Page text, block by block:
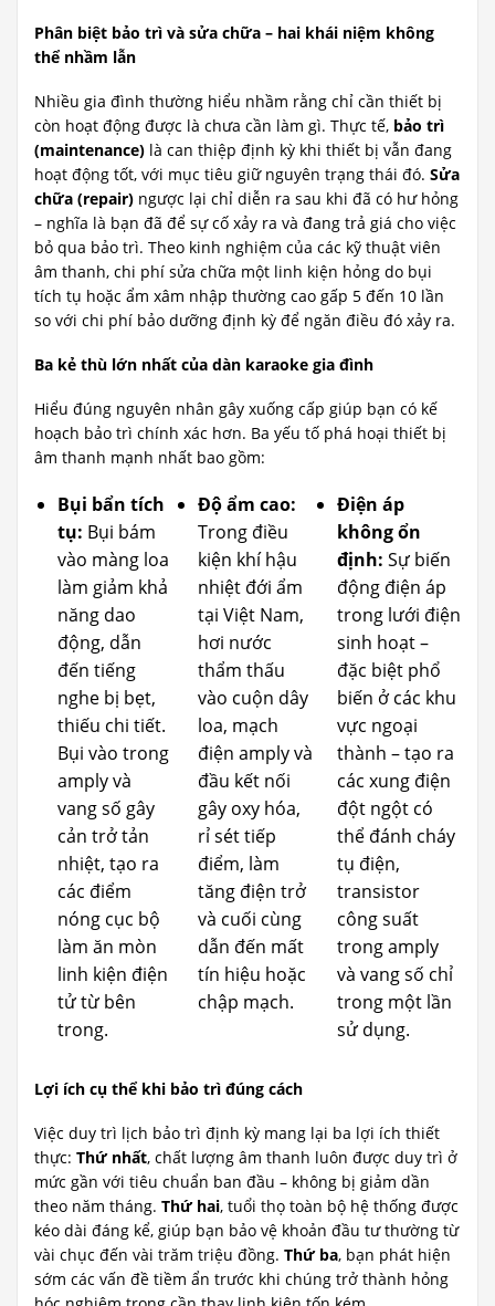
Phân biệt bảo trì và sửa chữa – hai khái niệm không
thể nhầm lẫn
Nhiều gia đình thường hiểu nhầm rằng chỉ cần thiết bị
còn hoạt động được là chưa cần làm gì. Thực tế, bảo trì
(maintenance) là can thiệp định kỳ khi thiết bị vẫn đang
hoạt động tốt, với mục tiêu giữ nguyên trạng thái đó. Sửa
chữa (repair) ngược lại chỉ diễn ra sau khi đã có hư hỏng
– nghĩa là bạn đã để sự cố xảy ra và đang trả giá cho việc
bỏ qua bảo trì. Theo kinh nghiệm của các kỹ thuật viên
âm thanh, chi phí sửa chữa một linh kiện hỏng do bụi
tích tụ hoặc ẩm xâm nhập thường cao gấp 5 đến 10 lần
so với chi phí bảo dưỡng định kỳ để ngăn điều đó xảy ra.
Ba kẻ thù lớn nhất của dàn karaoke gia đình
Hiểu đúng nguyên nhân gây xuống cấp giúp bạn có kế
hoạch bảo trì chính xác hơn. Ba yếu tố phá hoại thiết bị
âm thanh mạnh nhất bao gồm:
Bụi bẩn tích
tụ: Bụi bám
vào màng loa
làm giảm khả
năng dao
động, dẫn
đến tiếng
nghe bị bẹt,
thiếu chi tiết.
Bụi vào trong
amply và
vang số gây
cản trở tản
nhiệt, tạo ra
các điểm
nóng cục bộ
làm ăn mòn
linh kiện điện
tử từ bên
trong.
Độ ẩm cao:
Trong điều
kiện khí hậu
nhiệt đới ẩm
tại Việt Nam,
hơi nước
thẩm thấu
vào cuộn dây
loa, mạch
điện amply và
đầu kết nối
gây oxy hóa,
rỉ sét tiếp
điểm, làm
tăng điện trở
và cuối cùng
dẫn đến mất
tín hiệu hoặc
chập mạch.
Điện áp
không ổn
định: Sự biến
động điện áp
trong lưới điện
sinh hoạt –
đặc biệt phổ
biến ở các khu
vực ngoại
thành – tạo ra
các xung điện
đột ngột có
thể đánh cháy
tụ điện,
transistor
công suất
trong amply
và vang số chỉ
trong một lần
sử dụng.
Lợi ích cụ thể khi bảo trì đúng cách
Việc duy trì lịch bảo trì định kỳ mang lại ba lợi ích thiết
thực: Thứ nhất, chất lượng âm thanh luôn được duy trì ở
mức gần với tiêu chuẩn ban đầu – không bị giảm dần
theo năm tháng. Thứ hai, tuổi thọ toàn bộ hệ thống được
kéo dài đáng kể, giúp bạn bảo vệ khoản đầu tư thường từ
vài chục đến vài trăm triệu đồng. Thứ ba, bạn phát hiện
sớm các vấn đề tiềm ẩn trước khi chúng trở thành hỏng